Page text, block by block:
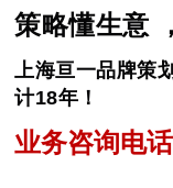
策略懂生意
上海亘一品牌策
计18年！
业务咨询电